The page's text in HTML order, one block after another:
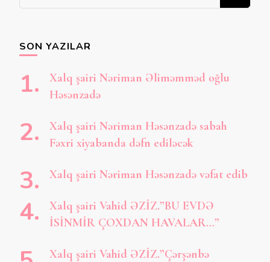
şey
SON YAZILAR
Xalq şairi Nəriman Əliməmməd oğlu
Həsənzadə
Xalq şairi Nəriman Həsənzadə sabah
Fəxri xiyabanda dəfn ediləcək
Xalq şairi Nəriman Həsənzadə vəfat edib
Xalq şairi Vahid ƏZİZ.”BU EVDƏ
İSİNMİR ÇOXDAN HAVALAR…”
Xalq şairi Vahid ƏZİZ.”Çərşənbə